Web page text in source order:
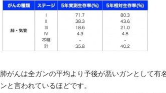
肺がんは全ガンの平均より予後が悪いガンとして有
ンと言われているほどです。